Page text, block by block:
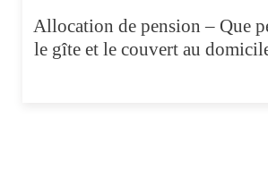
Allocation de pension – Que
le gîte et le couvert au